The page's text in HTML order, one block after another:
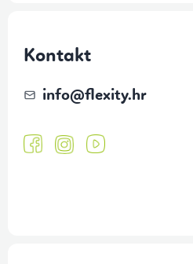
Kontakt
info@flexity.hr